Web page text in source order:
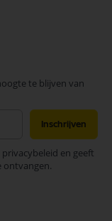
te blijven van
Inschrijven
en geeft
ontvangen.